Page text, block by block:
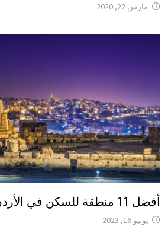
مارس 22, 2020
أفضل 11 منطقة للسكن في الأردن
يونيو 16, 2023